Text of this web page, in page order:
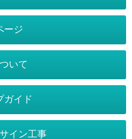
山王4-5-10
バナースタンド
フロアサイン／路面表示
ージ
大型看板・突出看板特設ページ
いて
看板の用語集
ガイド
イン工事